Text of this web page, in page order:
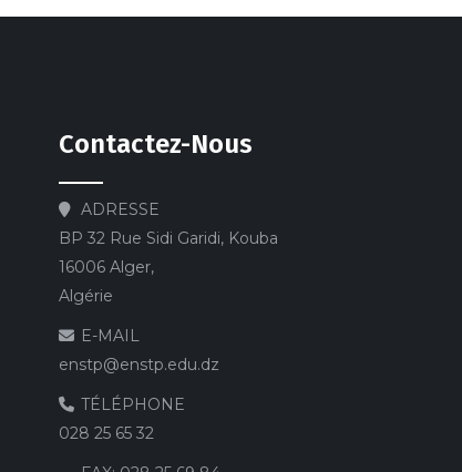
Contactez-Nous
ADRESSE
BP 32 Rue Sidi Garidi, Kouba
16006 Alger,
Algérie
E-MAIL
enstp@enstp.edu.dz
TÉLÉPHONE
028 25 65 32